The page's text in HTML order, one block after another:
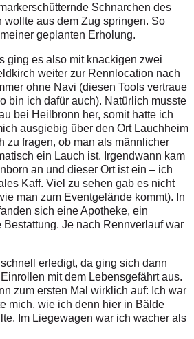
Schnarchen des
wollte aus dem Zug springen. So
geplanten Erholung.
ging es also mit knackigen zwei
weiter zur Rennlocation nach
ohne Navi (diesen Tools vertraue
bin ich dafür auch). Natürlich musste
bei Heilbronn her, somit hatte ich
ausgiebig über den Ort Lauchheim
zu fragen, ob man als männlicher
ein Lauch ist. Irgendwann kam
an und dieser Ort ist ein – ich
Kaff. Viel zu sehen gab es nicht
man zum Eventgelände kommt). In
sich eine Apotheke, ein
Je nach Rennverlauf war
erledigt, da ging sich dann
mit dem Lebensgefährt aus.
zum ersten Mal wirklich auf: Ich war
mich, wie ich denn hier in Bälde
Im Liegewagen war ich wacher als